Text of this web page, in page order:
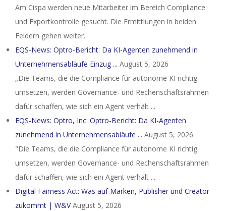
Am Cispa werden neue Mitarbeiter im Bereich Compliance
und Exportkontrolle gesucht. Die Ermittlungen in beiden
Feldern gehen weiter.
EQS-News: Optro-Bericht: Da KI-Agenten zunehmend in
Unternehmensabläufe Einzug ... August 5, 2026
„Die Teams, die die Compliance für autonome KI richtig
umsetzen, werden Governance- und Rechenschaftsrahmen
dafür schaffen, wie sich ein Agent verhält ...
EQS-News: Optro, Inc: Optro-Bericht: Da KI-Agenten
zunehmend in Unternehmensabläufe ... August 5, 2026
"Die Teams, die die Compliance für autonome KI richtig
umsetzen, werden Governance- und Rechenschaftsrahmen
dafür schaffen, wie sich ein Agent verhält ...
Digital Fairness Act: Was auf Marken, Publisher und Creator
zukommt | W&V August 5, 2026